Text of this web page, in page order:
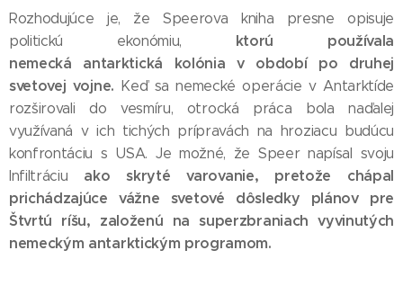
Rozhodujúce je, že Speerova kniha presne opisuje
politickú ekonómiu, ktorú používala
nemecká antarktická kolónia v období po druhej
svetovej vojne. Keď sa nemecké operácie v Antarktíde
rozširovali do vesmíru, otrocká práca bola naďalej
využívaná v ich tichých prípravách na hroziacu budúcu
konfrontáciu s USA. Je možné, že Speer napísal svoju
Infiltráciu ako skryté varovanie, pretože chápal
prichádzajúce vážne svetové dôsledky plánov pre
Štvrtú ríšu, založenú na superzbraniach vyvinutých
nemeckým antarktickým programom.